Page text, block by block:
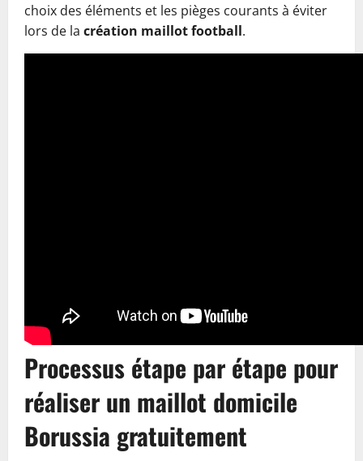
choix des éléments et les pièges courants à éviter
lors de la création maillot football.
Processus étape par étape pour
réaliser un maillot domicile
Borussia gratuitement